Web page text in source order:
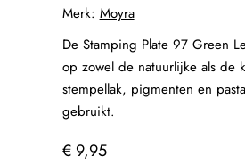
€ 9,95
Merk: Moyra
De Stamping Plate 97 Green
op zowel de natuurlijke als de
stempellak, pigmenten en
gebruikt.